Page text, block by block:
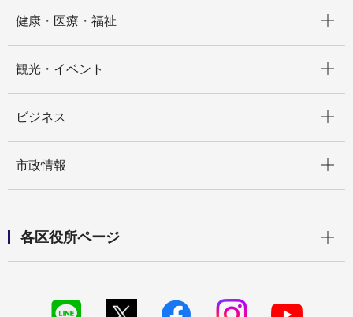
健康・医療・福祉
観光・イベント
ビジネス
市政情報
各区役所ページ